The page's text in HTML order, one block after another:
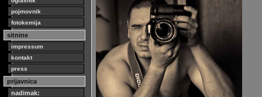
pojmovnik
fotokemija
sitnine
impressum
kontakt
press
prijavnica
nadimak: